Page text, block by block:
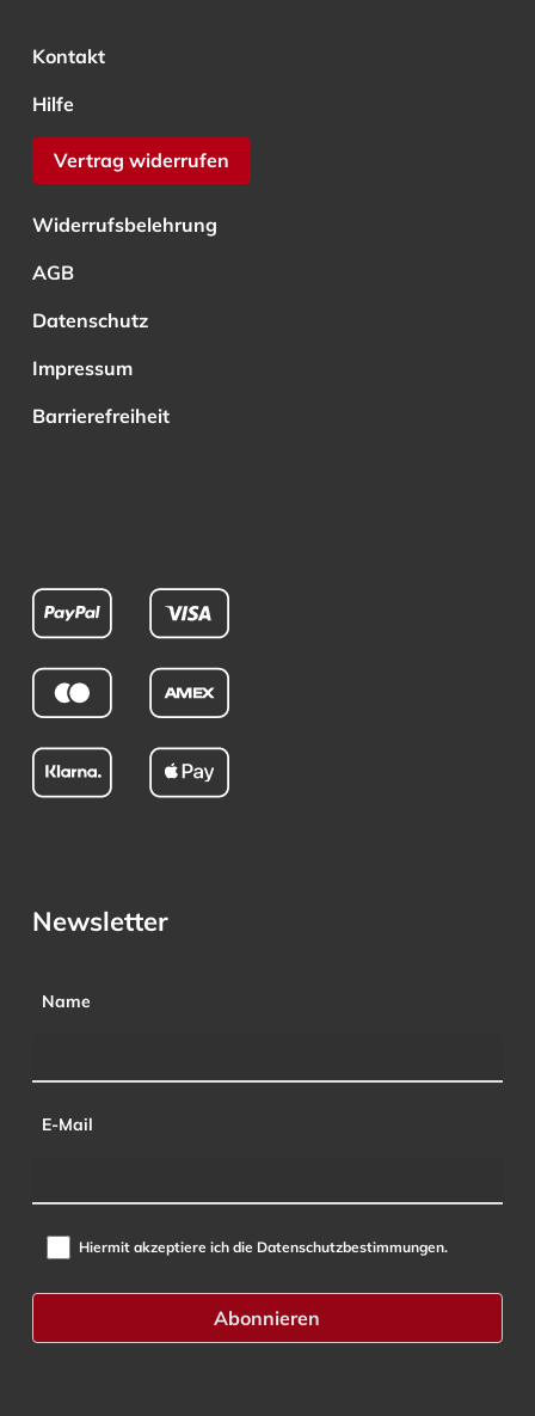
Kontakt
Hilfe
Vertrag widerrufen
Widerrufsbelehrung
AGB
Datenschutz
Impressum
Barrierefreiheit
Newsletter
Name
E-Mail
Hiermit akzeptiere ich die Datenschutzbestimmungen.